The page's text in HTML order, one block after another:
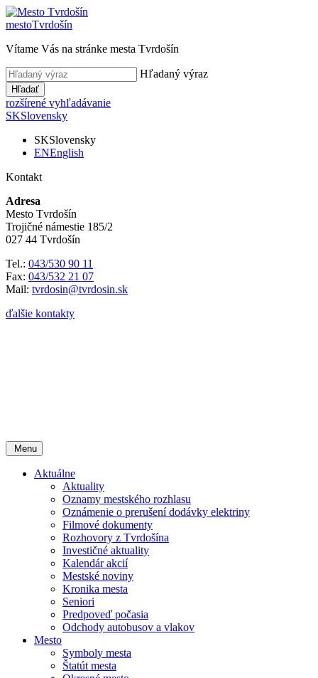
mestoTvrdošín
Vítame Vás na stránke mesta Tvrdošín
Hľadaný výraz
Hľadať
rozšírené vyhľadávanie
SKSlovensky
SKSlovensky
ENEnglish
Kontakt
Adresa
Mesto Tvrdošín
Trojičné námestie 185/2
027 44 Tvrdošín
Tel.: 043/530 90 11
Fax: 043/532 21 07
Mail: tvrdosin@tvrdosin.sk
ďalšie kontakty
Menu
Aktuálne
Aktuality
Oznamy mestského rozhlasu
Oznámenie o prerušení dodávky elektriny
Filmové dokumenty
Rozhovory z Tvrdošína
Investičné aktuality
Kalendár akcií
Mestské noviny
Kronika mesta
Seniori
Predpoveď počasia
Odchody autobusov a vlakov
Mesto
Symboly mesta
Štatút mesta